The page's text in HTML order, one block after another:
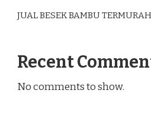
JUAL BESEK BAMBU
Recent
No comments to show.